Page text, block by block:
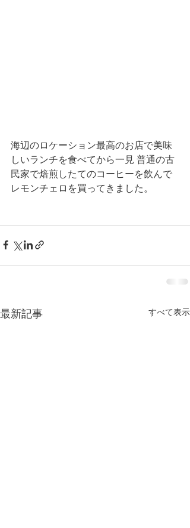
海辺のロケーション最高のお店で美味
しいランチを食べてから一見 普通の古
民家で焙煎したてのコーヒーを飲んで
レモンチェロを買ってきました。
最新記事 すべて表示